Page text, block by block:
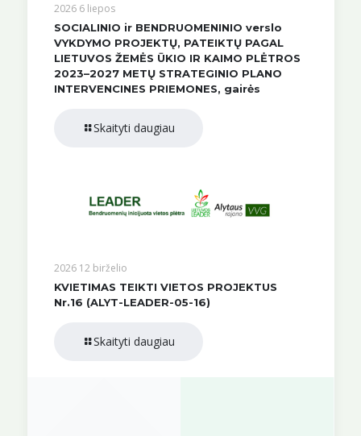
2026 6 liepos
SOCIALINIO ir BENDRUOMENINIO verslo
VYKDYMO PROJEKTŲ, PATEIKTŲ PAGAL
LIETUVOS ŽEMĖS ŪKIO IR KAIMO PLĖTROS
2023–2027 METŲ STRATEGINIO PLANO
INTERVENCINES PRIEMONES, gairės
Skaityti daugiau
2026 12 birželio
KVIETIMAS TEIKTI VIETOS PROJEKTUS
Nr.16 (ALYT-LEADER-05-16)
Skaityti daugiau